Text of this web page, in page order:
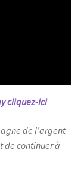
cliquez-ici
de l’argent
de continuer à